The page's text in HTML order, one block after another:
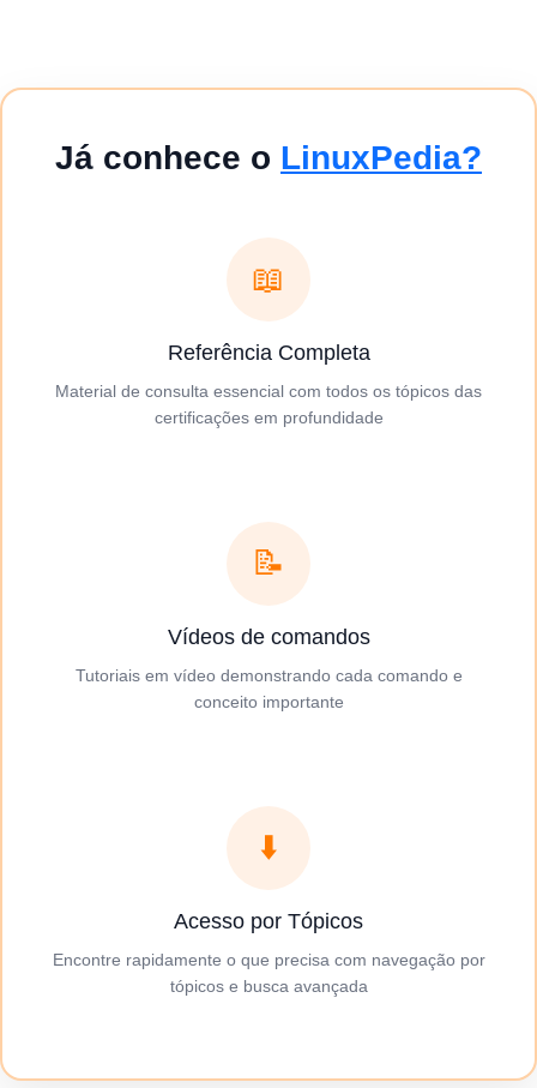
Já conhece o LinuxPedia?
📖
Referência Completa
Material de consulta essencial com todos os tópicos das
certificações em profundidade
📝
Vídeos de comandos
Tutoriais em vídeo demonstrando cada comando e
conceito importante
⬇️
Acesso por Tópicos
Encontre rapidamente o que precisa com navegação por
tópicos e busca avançada